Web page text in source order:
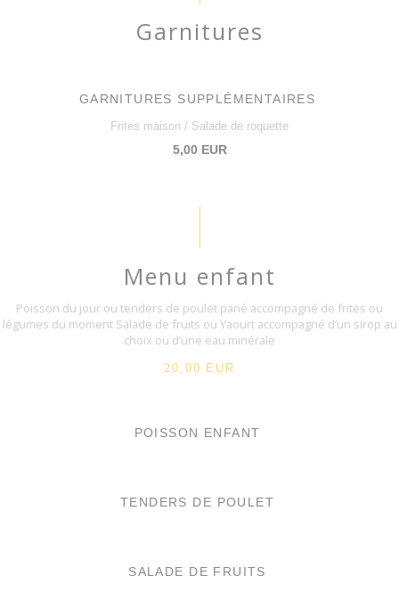
Garnitures
GARNITURES SUPPLÉMENTAIRES
Frites maison / Salade de roquette
5,00 EUR
Menu enfant
Poisson du jour ou tenders de poulet pané accompagné de frites ou
légumes du moment Salade de fruits ou Yaourt accompagné d’un sirop au
choix ou d’une eau minérale
20,00 EUR
POISSON ENFANT
TENDERS DE POULET
SALADE DE FRUITS